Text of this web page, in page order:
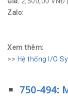
Zalo:
Xem thêm:
>> Hệ thống I/O
750-494: